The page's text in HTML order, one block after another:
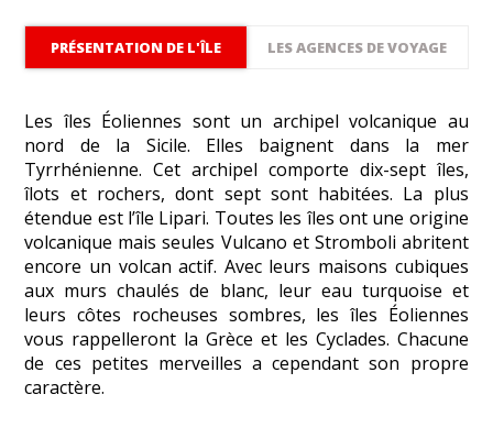
PRÉSENTATION DE L'ÎLE LES AGENCES DE VOYAGE
Les îles Éoliennes sont un archipel volcanique au
nord de la Sicile. Elles baignent dans la mer
Tyrrhénienne. Cet archipel comporte dix-sept îles,
îlots et rochers, dont sept sont habitées. La plus
étendue est l’île Lipari. Toutes les îles ont une origine
volcanique mais seules Vulcano et Stromboli abritent
encore un volcan actif. Avec leurs maisons cubiques
aux murs chaulés de blanc, leur eau turquoise et
leurs côtes rocheuses sombres, les îles Éoliennes
vous rappelleront la Grèce et les Cyclades. Chacune
de ces petites merveilles a cependant son propre
caractère.